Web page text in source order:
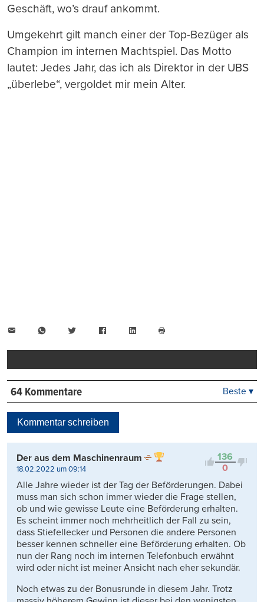
Geschäft, wo’s drauf ankommt.
Umgekehrt gilt manch einer der Top-Bezüger als
Champion im internen Machtspiel. Das Motto
lautet: Jedes Jahr, das ich als Direktor in der UBS
„überlebe“, vergoldet mir mein Alter.
WhatsAppTwitter FacebookLinkedIn
drucken
64 Kommentare
Kontrovers
Beste ▾
Kommentar schreiben
136
0
Der aus dem Maschinenraum
18.02.2022 um 09:14
Alle Jahre wieder ist der Tag der Beförderungen. Dabei
muss man sich schon immer wieder die Frage stellen,
ob und wie gewisse Leute eine Beförderung erhalten.
Es scheint immer noch mehrheitlich der Fall zu sein,
dass Stiefellecker und Personen die andere Personen
besser kennen schneller eine Beförderung erhalten. Ob
nun der Rang noch im internen Telefonbuch erwähnt
wird oder nicht ist meiner Ansicht nach eher sekundär.
Noch etwas zu der Bonusrunde in diesem Jahr. Trotz